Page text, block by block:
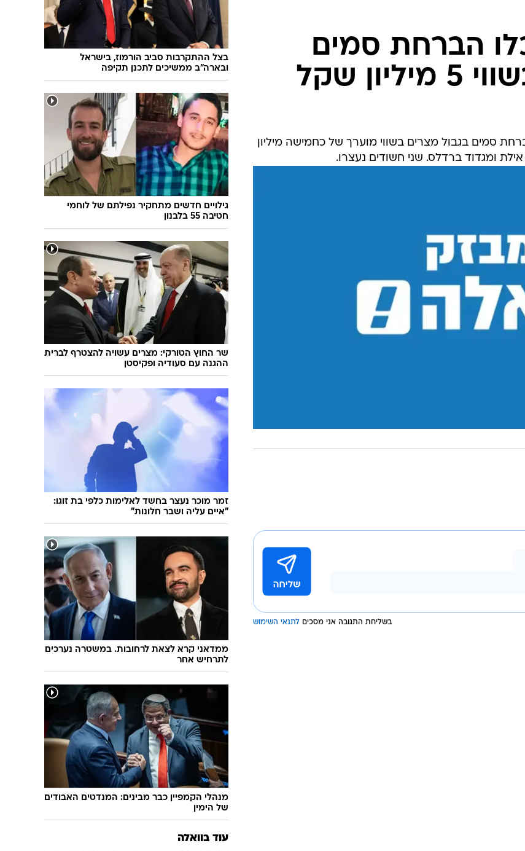
שיחת חוץ
פניית פרסה
חדשות המדע
פוסט פוליטי
המוביל הדרומי
חשאי בחמישי
נוהל שכן
עת חפירה
בחירות 2013
בחירות בארה"ב 2012
ט"ו בשבט
פורים
ל"ג בעומר
שבועות
צום י"ז בתמוז
ט' באב
הברחת סמים
שקל
סמים בגבול מצרים בשווי מוערך של כחמישה מיליון
ומגדוד ברדלס. שני חשודים נעצרו.
בשליחת התגובה אני מסכים לתנאי השימוש
בצל ההתקרבות סביב הורמוז, בישראל
ובארה"ב ממשיכים לתכנן תקיפה
גילויים חדשים מתחקיר נפילתם של לוחמי
חטיבה 55 בלבנון
שר החוץ הטורקי: מצרים עשויה להצטרף לברית
ההגנה עם סעודיה ופקיסטן
זמר מוכר נעצר בחשד לאלימות כלפי בת זוגו:
"איים עליה ושבר חלונות"
ממדאני קרא לצאת לרחובות. במשטרה נערכים
לתרחיש אחר
מנהלי הקמפיין כבר מבינים: המנדטים האבודים
של הימין
עוד בוואלה